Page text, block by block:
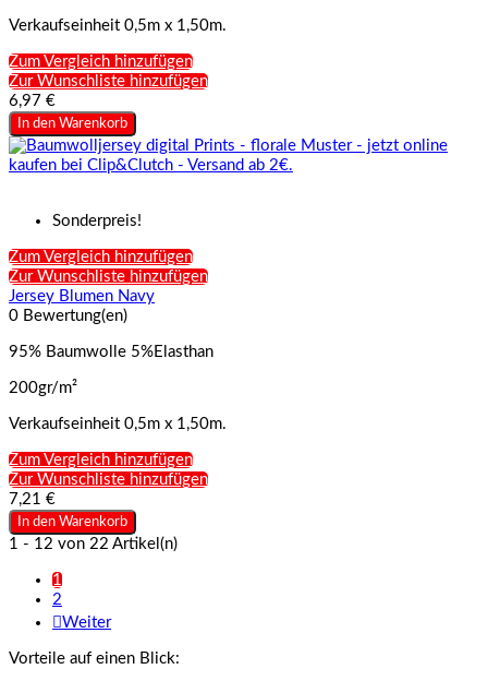
Verkaufseinheit 0,5m x 1,50m.
Zum Vergleich hinzufügen
Zur Wunschliste hinzufügen
6,97 €
In den Warenkorb
Sonderpreis!
Zum Vergleich hinzufügen
Zur Wunschliste hinzufügen
Jersey Blumen Navy
0 Bewertung(en)
95% Baumwolle 5%Elasthan
200gr/m²
Verkaufseinheit 0,5m x 1,50m.
Zum Vergleich hinzufügen
Zur Wunschliste hinzufügen
7,21 €
In den Warenkorb
1 - 12 von 22 Artikel(n)
1
2
Weiter
Vorteile auf einen Blick: